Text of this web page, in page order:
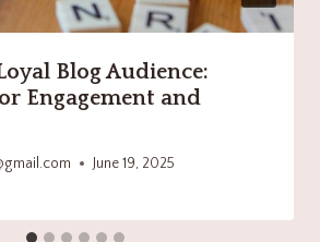
Blog Audience:
Engagement and
June 19, 2025